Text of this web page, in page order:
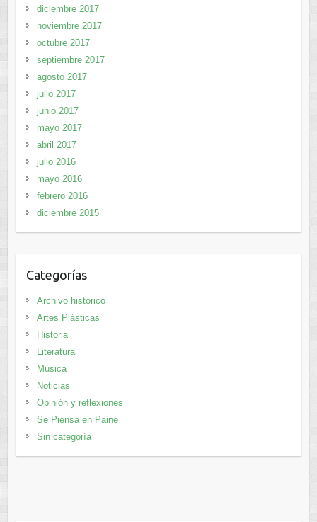
diciembre 2017
noviembre 2017
octubre 2017
septiembre 2017
agosto 2017
julio 2017
junio 2017
mayo 2017
abril 2017
julio 2016
mayo 2016
febrero 2016
diciembre 2015
Categorías
Archivo histórico
Artes Plásticas
Historia
Literatura
Música
Noticias
Opinión y reflexiones
Se Piensa en Paine
Sin categoría